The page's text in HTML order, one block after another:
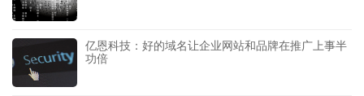
亿恩科技：好的域名让企业网站和品牌在推广上事半
功倍